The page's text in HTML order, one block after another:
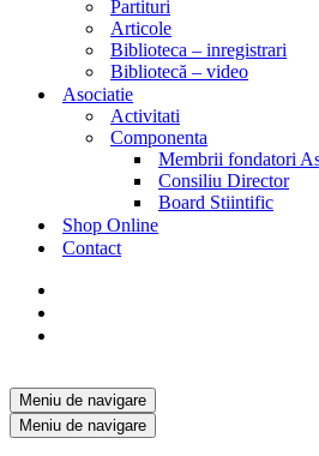
Partituri
Articole
Biblioteca – inregistrari
Bibliotecă – video
Asociatie
Activitati
Componenta
Membrii fondatori
Consiliu Director
Board Stiintific
Shop Online
Contact
Meniu de navigare
Meniu de navigare